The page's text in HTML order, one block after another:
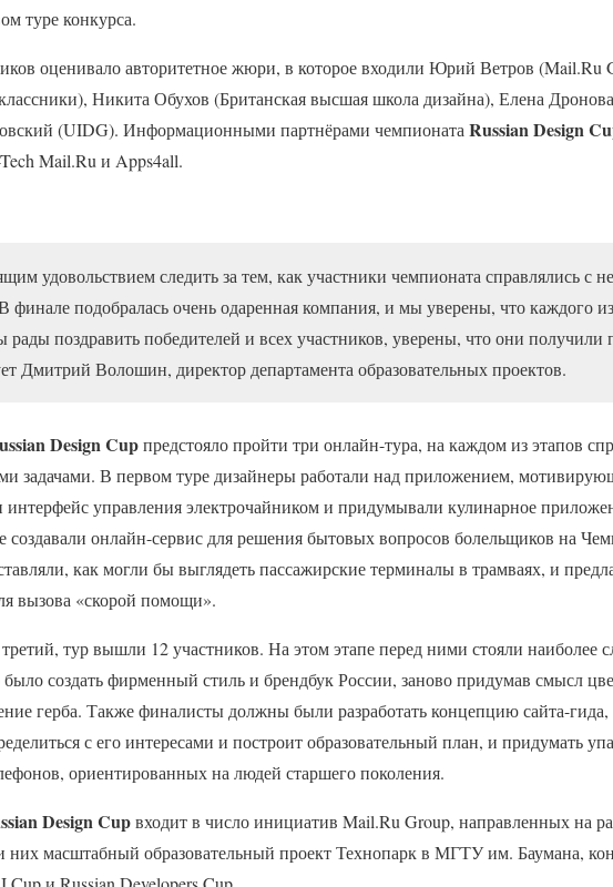
туре конкурса.
оценивало авторитетное жюри, в которое входили Юрий Ветров
Никита Обухов (Британская высшая школа дизайна), Елена
(UIDG). Информационными партнёрами чемпионата Russian Design
Mail.Ru и Apps4all.
удовольствием следить за тем, как участники чемпионата справлялись с
финале подобралась очень одаренная компания, и мы уверены, что каждого
поздравить победителей и всех участников, уверены, что они
Дмитрий Волошин, директор департамента образовательных проектов.
Design Cupпредстояло пройти три онлайн-тура, на каждом из этапов
задачами. В первом туре дизайнеры работали над приложением,
управления электрочайником и придумывали кулинарное
создавали онлайн-сервис для решения бытовых вопросов болельщиков на
как могли бы выглядеть пассажирские терминалы в трамваях, и
вызова «скорой помощи».
тур вышли 12 участников. На этом этапе перед ними стояли наиболее
создать фирменный стиль и брендбук России, заново придумав смысл
герба. Также финалисты должны были разработать концепцию сайта-
с его интересами и построит образовательный план, и придумать
ориентированных на людей старшего поколения.
Design Cupвходит в число инициатив Mail.Ru Group, направленных на
них масштабный образовательный проект Технопарк в МГТУ им. Баумана,